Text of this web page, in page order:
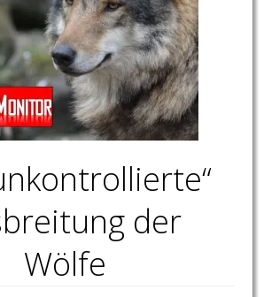
der
Wölfe